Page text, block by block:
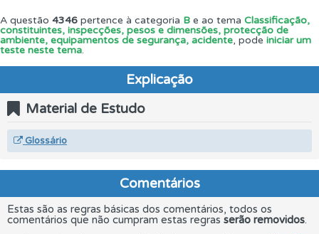
A questão 4346 pertence à categoria B e ao tema Classificação,
constituintes, inspecções, pesos e dimensões, protecção de
ambiente, equipamentos de segurança, acidente, pode iniciar um
teste neste tema.
Explicação
Material de Estudo
Glossário
Comentários
Estas são as regras básicas dos comentários, todos os
comentários que não cumpram estas regras serão removidos.